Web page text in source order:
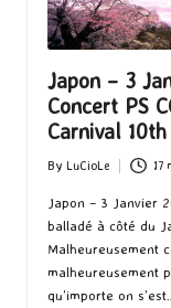
Japon – 3
Concert PS
Carnival
Posted
by
By LuCioLe 17
Japon – 3 Janvier
balladé à côté du
Malheureusement
malheureusement
qu’importe on s’est…